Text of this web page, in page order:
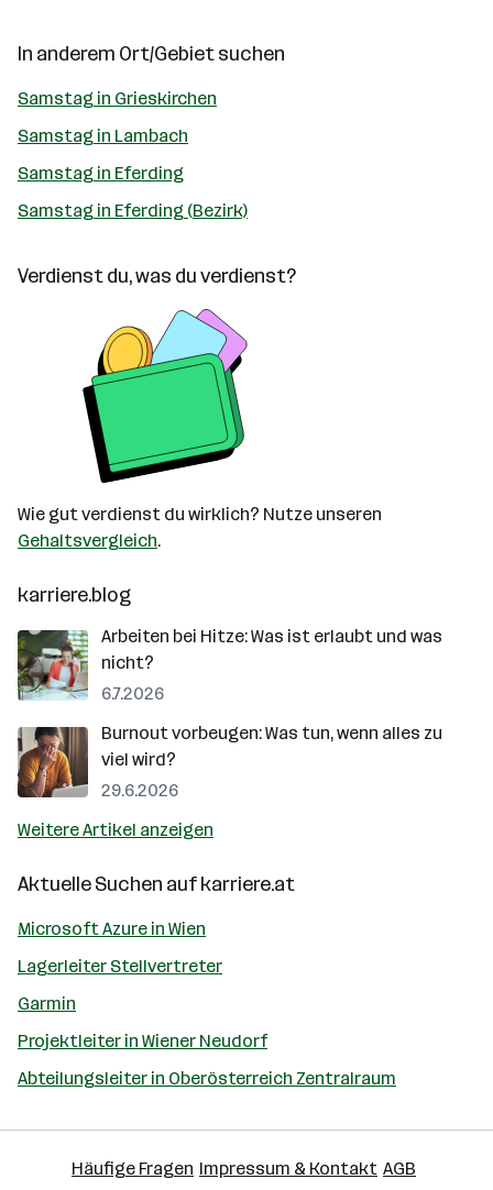
In anderem Ort/Gebiet suchen
Samstag in Grieskirchen
Samstag in Lambach
Samstag in Eferding
Samstag in Eferding (Bezirk)
Verdienst du, was du verdienst?
Wie gut verdienst du wirklich? Nutze unseren
Gehaltsvergleich.
karriere.blog
Arbeiten bei Hitze: Was ist erlaubt und was
nicht?
6.7.2026
Burnout vorbeugen: Was tun, wenn alles zu
viel wird?
29.6.2026
Weitere Artikel anzeigen
Aktuelle Suchen aufkarriere.at
Microsoft Azure in Wien
Lagerleiter Stellvertreter
Garmin
Projektleiter in Wiener Neudorf
Abteilungsleiter in Oberösterreich Zentralraum
Häufige Fragen Impressum & Kontakt AGB